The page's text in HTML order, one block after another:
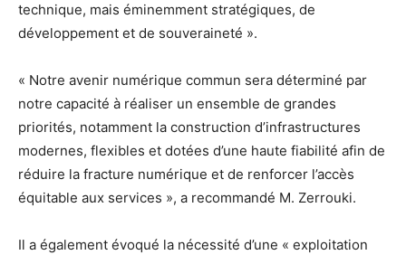
technique, mais éminemment stratégiques, de
développement et de souveraineté ».
« Notre avenir numérique commun sera déterminé par
notre capacité à réaliser un ensemble de grandes
priorités, notamment la construction d’infrastructures
modernes, flexibles et dotées d’une haute fiabilité afin de
réduire la fracture numérique et de renforcer l’accès
équitable aux services », a recommandé M. Zerrouki.
Il a également évoqué la nécessité d’une « exploitation